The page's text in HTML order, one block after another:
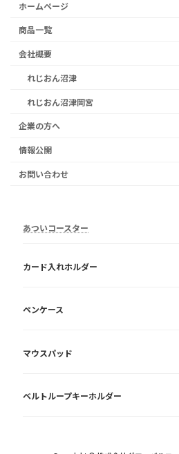
ホームページ
商品一覧
会社概要
れじおん沼津
れじおん沼津岡宮
企業の方へ
情報公開
お問い合わせ
あついコースター
カード入れホルダー
ペンケース
マウスパッド
ベルトループキーホルダー